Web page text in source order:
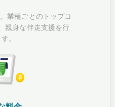
業種ごとのトップコ
親身な伴走支援を行
。